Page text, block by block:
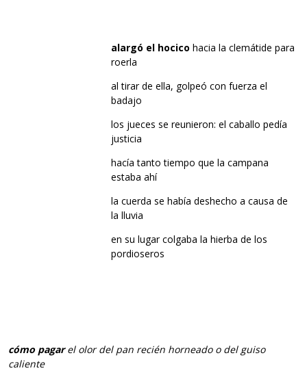
alargó el hocico hacia la clemátide para
roerla
al tirar de ella, golpeó con fuerza el
badajo
los jueces se reunieron: el caballo pedía
justicia
hacía tanto tiempo que la campana
estaba ahí
la cuerda se había deshecho a causa de
la lluvia
en su lugar colgaba la hierba de los
pordioseros
cómo pagarel olor del pan recién horneado o del guiso
caliente